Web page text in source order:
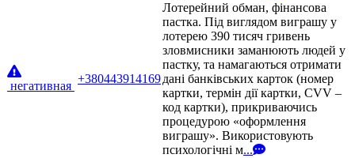
негативная
+380443914169
Лотерейний обман, фінансова
пастка. Під виглядом виграшу у
лотерею 390 тисяч гривень
зловмисники заманюють людей у
пастку, та намагаються отримати
дані банківських карток (номер
картки, термін дії картки, CVV –
код картки), прикриваючись
процедурою «оформлення
виграшу». Використовують
психологічні м...